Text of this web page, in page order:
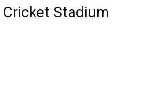
Cricket Stadium